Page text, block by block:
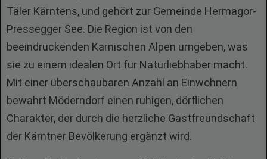
Täler Kärntens, und gehört zur Gemeinde Hermagor-
Pressegger See. Die Region ist von den
beeindruckenden Karnischen Alpen umgeben, was
sie zu einem idealen Ort für Naturliebhaber macht.
Mit einer überschaubaren Anzahl an Einwohnern
bewahrt Möderndorf einen ruhigen, dörflichen
Charakter, der durch die herzliche Gastfreundschaft
der Kärntner Bevölkerung ergänzt wird.